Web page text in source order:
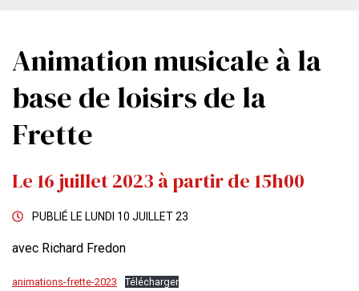
Animation musicale à la
base de loisirs de la
Frette
Le 16 juillet2023 à partir de 15h00
PUBLIÉ LE LUNDI 10 JUILLET 23
avec Richard Fredon
animations-frette-2023 Télécharger